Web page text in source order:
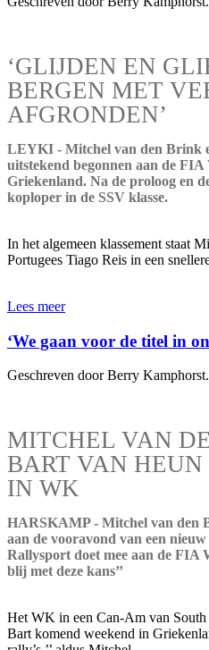
‘GLIJDEN EN
BERGEN MET
AFGRONDEN’
LEYKI - Mitchel van den Brink
uitstekend begonnen aan de
Griekenland. Na de proloog en
koploper in de SSV klasse.
In het algemeen klassement staat
Portugees Tiago Reis in een
Lees meer
‘We gaan voor de titel in
Geschreven door Berry Kamphorst.
MITCHEL VAN
BART VAN
IN WK
HARSKAMP - Mitchel van den
aan de vooravond van een
Rallysport doet mee aan de FIA
blij met deze kans’’
Het WK in een Can-Am van
Bart komend weekend in